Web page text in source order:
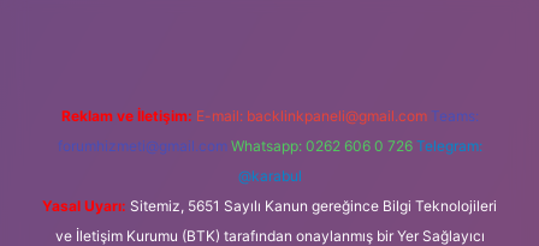
Reklam ve İletişim: E-mail: backlinkpaneli@gmail.com Teams:
forumhizmeti@gmail.com Whatsapp: 0262 606 0 726 Telegram:
@karabul
Yasal Uyarı: Sitemiz, 5651 Sayılı Kanun gereğince Bilgi Teknolojileri
ve İletişim Kurumu (BTK) tarafından onaylanmış bir Yer Sağlayıcı